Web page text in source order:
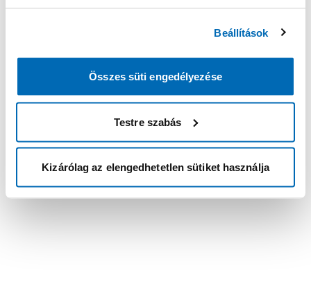
Beállítások
Összes süti engedélyezése
Testre szabás
Kizárólag az elengedhetetlen sütiket használja